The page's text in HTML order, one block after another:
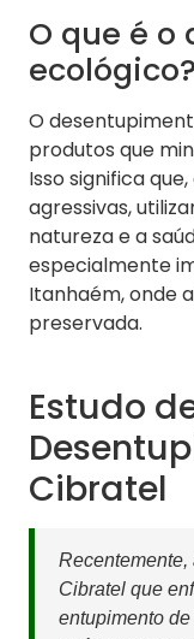
O que é
ecológico?
O
produtos que
Isso significa
agressivas,
natureza e a
especialmente
Itanhaém, onde
preservada.
Estudo
Cibratel
Recentemente,
Cibratel que
entupimento